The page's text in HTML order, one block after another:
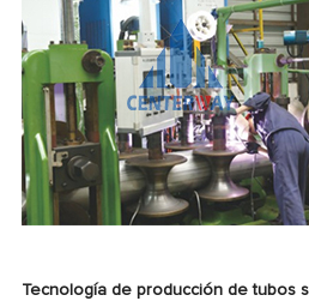
Tecnología de producción de tubos